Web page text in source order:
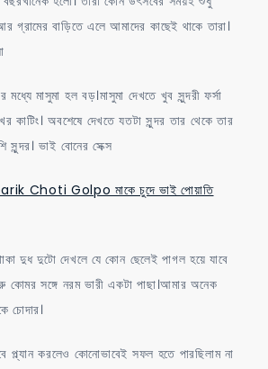
গ্রামের বাড়িতে এলে আমাদের কাছেই থাকে তারা।
মধ্যে মাসুমা হল বড়।মাসুমা দেখতে খুব সুন্দরী ফর্সা
অবশেষে দেখতে যতটা সুন্দর তার থেকে তার
ভাই বোনের সেক্স
Choti Golpo মাকে চুদে ভাই পোয়াতি
দুধ দুটো দেখলে যে কোন ছেলেই পাগল হয়ে যাবে
সঙ্গে নরম ভারী একটা পাছা।আমার অনেক
চোদার।
প্ল্যান করলেও কোনোভাবেই সফল হতে পারছিলাম না